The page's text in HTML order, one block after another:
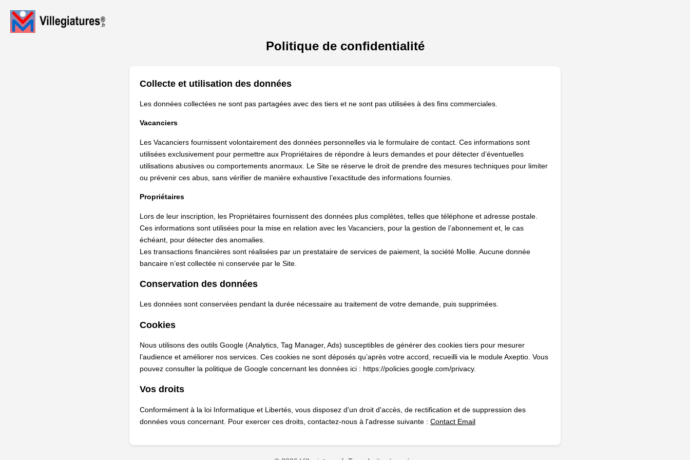
Politique de confidentialité
Collecte et utilisation des données
Les données collectées ne sont pas partagées avec des tiers et ne sont pas utilisées à des fins commerciales.
Vacanciers
Les Vacanciers fournissent volontairement des données personnelles via le formulaire de contact. Ces informations sont
utilisées exclusivement pour permettre aux Propriétaires de répondre à leurs demandes et pour détecter d’éventuelles
utilisations abusives ou comportements anormaux. Le Site se réserve le droit de prendre des mesures techniques pour limiter
ou prévenir ces abus, sans vérifier de manière exhaustive l’exactitude des informations fournies.
Propriétaires
Lors de leur inscription, les Propriétaires fournissent des données plus complètes, telles que téléphone et adresse postale.
Ces informations sont utilisées pour la mise en relation avec les Vacanciers, pour la gestion de l’abonnement et, le cas
échéant, pour détecter des anomalies.
Les transactions financières sont réalisées par un prestataire de services de paiement, la société Mollie. Aucune donnée
bancaire n’est collectée ni conservée par le Site.
Conservation des données
Les données sont conservées pendant la durée nécessaire au traitement de votre demande, puis supprimées.
Cookies
Nous utilisons des outils Google (Analytics, Tag Manager, Ads) susceptibles de générer des cookies tiers pour mesurer
l’audience et améliorer nos services. Ces cookies ne sont déposés qu’après votre accord, recueilli via le module Axeptio. Vous
pouvez consulter la politique de Google concernant les données ici : https://policies.google.com/privacy.
Vos droits
Conformément à la loi Informatique et Libertés, vous disposez d'un droit d'accès, de rectification et de suppression des
données vous concernant. Pour exercer ces droits, contactez-nous à l'adresse suivante : Contact Email